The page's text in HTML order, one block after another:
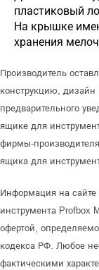
пластиковый
На крышке
хранения
Производитель
конструкцию,
предварительного
ящике для
фирмы-
ящика для
Информация на
инструмента Profbox
офертой,
кодекса РФ. Любое
фактическими